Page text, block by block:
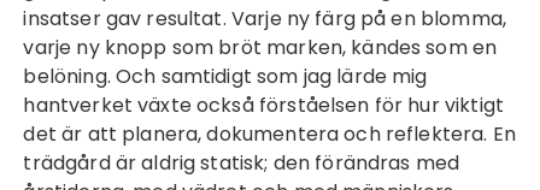
insatser gav resultat. Varje ny färg på en blomma,
varje ny knopp som bröt marken, kändes som en
belöning. Och samtidigt som jag lärde mig
hantverket växte också förståelsen för hur viktigt
det är att planera, dokumentera och reflektera. En
trädgård är aldrig statisk; den förändras med